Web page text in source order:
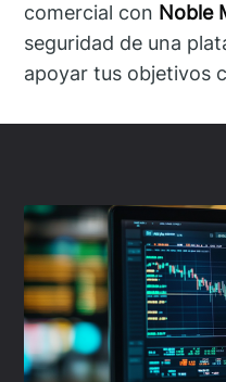
comercial con Noble
seguridad de una
apoyar tus objetivos